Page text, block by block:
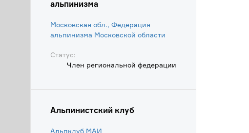
альпинизма
Московская обл., Федерация
альпинизма Московской области
Статус:
Член региональной федерации
Альпинистский клуб
Альпклуб МАИ